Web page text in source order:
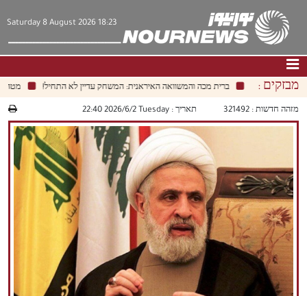
Saturday 8 August 2026 18:23
דף הבית|צור קשר|אודות
כלכלה
פוליטיקה
מולטימדיה
| فارسي|
English
|العربيه|
|עברית русский|中文
מבזקים : מטה ברית מכה והמשוואה האיראנית: המשחק עדיין לא התחיל!
מזהה חדשות : 321492 תאריך :‫‫Tuesday‬‬ 2026/6/2 22:40